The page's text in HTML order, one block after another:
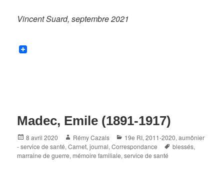
Vincent Suard, septembre 2021
Madec, Emile (1891-1917)
Posted
on
8 avril 2020 Author
Rémy Cazals Categories
19e RI,2011-2020,aumônier
- service de santé,Carnet, journal,Correspondance Tags
blessés,
marraine de guerre,mémoire familiale,service de santé